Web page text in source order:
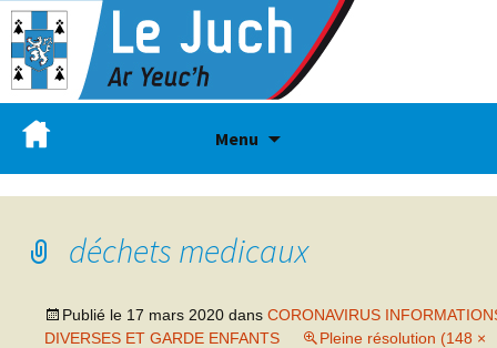
Menu
déchets medicaux
Publié le 17 mars 2020 dans CORONAVIRUS
DIVERSES ET GARDE ENFANTS
Pleine résolution (148 ×